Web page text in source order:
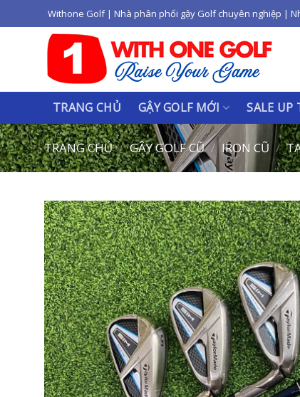
to
Withone Golf | Nhà phân phối gậy Golf chuyên nghiệp |
TRANG CHỦ GẬY GOLF MỚI SALE UP
TRANG CHỦ / GẬY GOLF CŨ / IRON CŨ /